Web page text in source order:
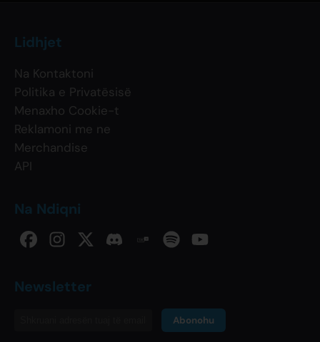
Lidhjet
Na Kontaktoni
Politika e Privatësisë
Menaxho Cookie-t
Reklamoni me ne
Merchandise
API
Na Ndiqni
Newsletter
Abonohu